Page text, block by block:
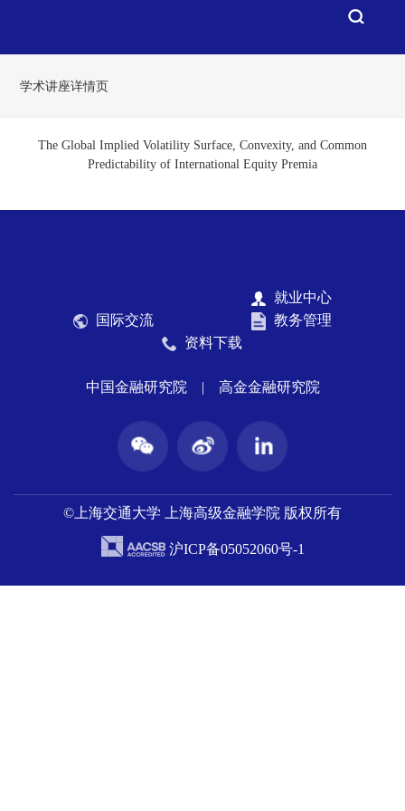
学术讲座详情页
The Global Implied Volatility Surface, Convexity, and Common
Predictability of International Equity Premia
就业中心
国际交流
教务管理
资料下载
中国金融研究院 | 高金金融研究院
©上海交通大学 上海高级金融学院 版权所有
沪ICP备05052060号-1